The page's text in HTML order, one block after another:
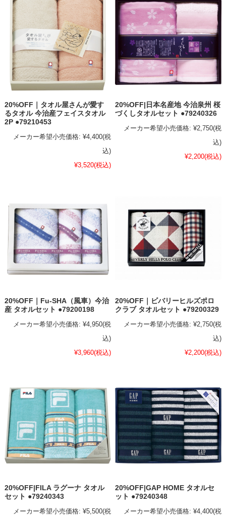
20%OFF｜タオル屋さんが愛す
るタオル 今治産フェイスタオル
2P ●79210453
メーカー希望小売価格: ¥4,400(税
込)
¥3,520(税込)
20%OFF|日本名産地 今治泉州 桜
づくしタオルセット ●79240326
メーカー希望小売価格: ¥2,750(税
込)
¥2,200(税込)
20%OFF｜Fu-SHA（風車）今治
産 タオルセット ●79200198
メーカー希望小売価格: ¥4,950(税
込)
¥3,960(税込)
20%OFF｜ビバリーヒルズポロ
クラブ タオルセット ●79200329
メーカー希望小売価格: ¥2,750(税
込)
¥2,200(税込)
20%OFF|FILA ラグーナ タオル
セット ●79240343
メーカー希望小売価格: ¥5,500(税
20%OFF|GAP HOME タオルセ
ット ●79240348
メーカー希望小売価格: ¥4,400(税